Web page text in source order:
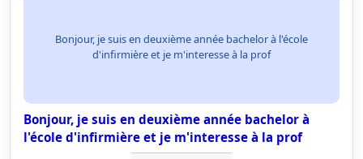
Bonjour, je suis en deuxième année bachelor à l'école
d'infirmière et je m'interesse à la prof
Bonjour, je suis en deuxième année bachelor à
l'école d'infirmière et je m'interesse à la prof